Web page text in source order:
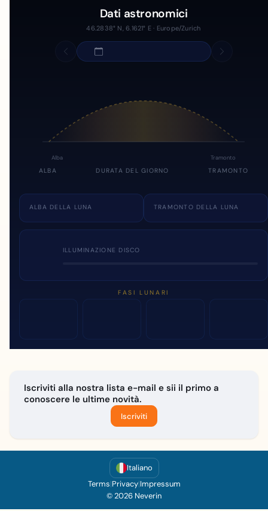
Dati astronomici
46.2838° N, 6.1621° E · Europe/Zurich
Alba Tramonto
ALBA DURATA DEL GIORNO TRAMONTO
ALBA DELLA LUNA TRAMONTO DELLA LUNA
ILLUMINAZIONE DISCO
FASI LUNARI
Iscriviti alla nostra lista e-mail e sii il primo a
conoscere le ultime novità.
Iscriviti
Italiano
Terms|Privacy|Impressum
© 2026 Neverin